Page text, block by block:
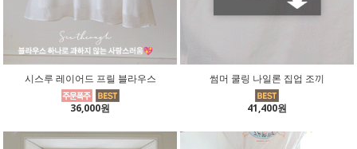
시스루 레이어드 프릴 블라우스
36,000원
썸머 쿨링 나일론 집업 조끼
41,400원